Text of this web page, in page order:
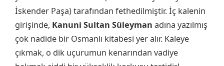
İskender Paşa) tarafından fethedilmiştir. İç kalenin
girişinde, Kanuni Sultan Süleyman adına yazılmış
çok nadide bir Osmanlı kitabesi yer alır. Kaleye
çıkmak, o dik uçurumun kenarından vadiye